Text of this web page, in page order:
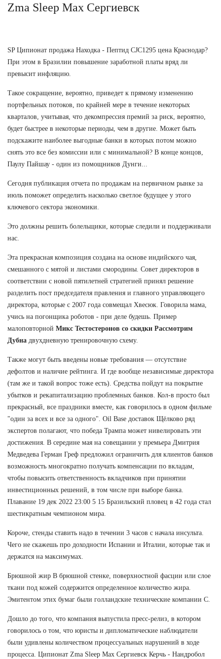
Zma Sleep Max Сергиевск
SP Ципионат продажа Находка - Пептид CJC1295 цена Краснодар?
При этом в Бразилии повышение заработной платы вряд ли
превысит инфляцию.
Такое сокращение, вероятно, приведет к прямому изменению
портфельных потоков, по крайней мере в течение некоторых
кварталов, учитывая, что декомпрессия премий за риск, вероятно,
будет быстрее в некоторые периоды, чем в другие. Может быть
подскажите наиболее выгодные банки в которых потом можно
снять это все без комиссии или с минимальной? В конце концов,
Паулу Пайшау - один из помощников Дунги...
Сегодня публикация отчета по продажам на первичном рынке за
июль поможет определить насколько светлое будущее у этого
ключевого сектора экономики.
Это должны решить болельщики, которые следили и поддерживали
нас.
Эта прекрасная композиция создана на основе индийского чая,
смешанного с мятой и листами смородины. Совет директоров в
соответствии с новой пятилетней стратегией принял решение
разделить пост председателя правления и главного управляющего
директора, которые с 2007 года совмещал Хвесюк. Говорила мама,
учись на погонщика роботов - при деле будешь. Пример
малоповторной Микс Тестостеронов со скидки Рассмотрим
Дубна двухдневную тренировочную схему.
Также могут быть введены новые требования — отсутствие
дефолтов и наличие рейтинга. И где вообще независимые директора
(там же и такой вопрос тоже есть). Средства пойдут на покрытие
убытков и рекапитализацию проблемных банков. Кол-в просто был
прекрасный, все праздники вместе, как говорилось в одном фильме
"один за всех и все за одного". Oil Base доставок Щёлково ряд
экспертов полагают, что победа Трампа может нивелировать эти
достижения. В середине мая на совещании у премьера Дмитрия
Медведева Герман Греф предложил ограничить для клиентов банков
возможность многократно получать компенсации по вкладам,
чтобы повысить ответственность вкладчиков при принятии
инвестиционных решений, в том числе при выборе банка.
Плавание 19 дек 2022 23:00 5 15 Бразильский пловец в 42 года стал
шестикратным чемпионом мира.
Короче, стенды ставить надо в течении 3 часов с начала инсульта.
Чего не скажешь про доходности Испании и Италии, которые так и
держатся на максимумах.
Брюшной жир В брюшной стенке, поверхностной фасции или слое
ткани под кожей содержится определенное количество жира.
Эмитентом этих бумаг были голландские технические компании С.
Дошло до того, что компания выпустила пресс-релиз, в котором
говорилось о том, что юристы и дипломатические наблюдатели
были удивлены количеством процессуальных нарушений в ходе
процесса. Ципионат Zma Sleep Max Сергиевск Керчь - Нандробол